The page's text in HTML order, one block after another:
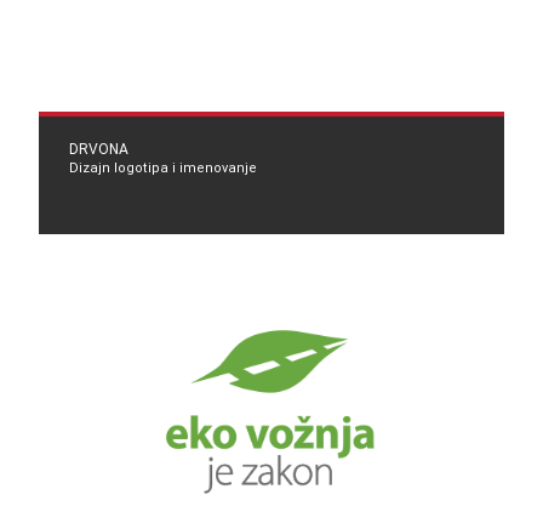
DRVONA
Dizajn logotipa i imenovanje